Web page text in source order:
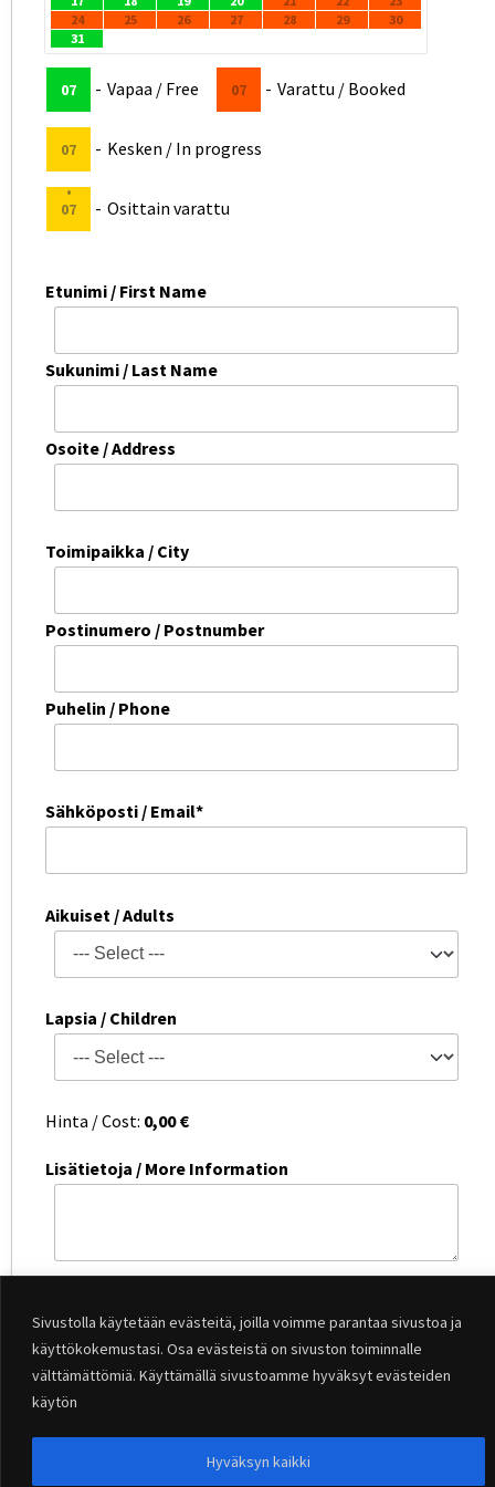
Sivustolla käytetään evästeitä, joilla voimme parantaa sivustoa ja
käyttökokemustasi. Osa evästeistä on sivuston toiminnalle
välttämättömiä. Käyttämällä sivustoamme hyväksyt evästeiden
käytön
Hyväksyn kaikki
·
24 25 26 ··
27 28 29 ·
30
31
07 - Vapaa / Free 07 - Varattu / Booked
07 - Kesken / In progress
·
07 - Osittain varattu
Etunimi / First Name
Sukunimi / Last Name
Osoite / Address
Toimipaikka / City
Postinumero / Postnumber
Puhelin / Phone
Sähköposti / Email*
Aikuiset / Adults
Lapsia / Children
Hinta / Cost: 0,00€
Lisätietoja / More Information